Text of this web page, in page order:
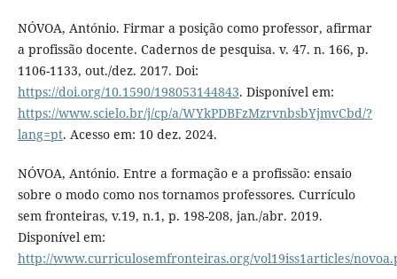
NÓVOA, António. Firmar a posição como professor, afirmar
a profissão docente. Cadernos de pesquisa. v. 47. n. 166, p.
1106-1133, out./dez. 2017. Doi:
https://doi.org/10.1590/198053144843. Disponível em:
https://www.scielo.br/j/cp/a/WYkPDBFzMzrvnbsbYjmvCbd/?
lang=pt. Acesso em: 10 dez. 2024.
NÓVOA, António. Entre a formação e a profissão: ensaio
sobre o modo como nos tornamos professores. Currículo
sem fronteiras, v.19, n.1, p. 198-208, jan./abr. 2019.
Disponível em:
http://www.curriculosemfronteiras.org/vol19iss1articles/